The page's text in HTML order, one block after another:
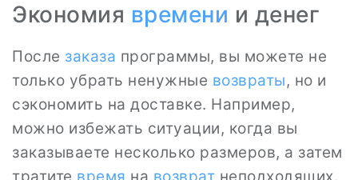
Экономия времени и денег
После заказа программы, вы можете не
только убрать ненужные возвраты, но и
сэкономить на доставке. Например,
можно избежать ситуации, когда вы
заказываете несколько размеров, а затем